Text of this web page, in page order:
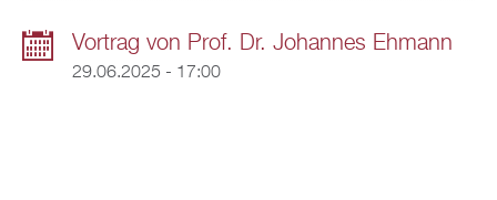
Vortrag von Prof. Dr. Johannes Ehmann
29.06.2025 - 17:00